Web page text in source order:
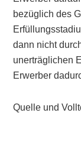
bezüglich des
dann nicht
unerträglichen
Erwerber
Quelle und